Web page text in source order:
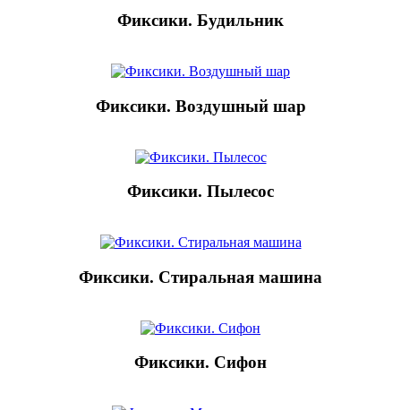
Фиксики. Будильник
Фиксики. Воздушный шар
Фиксики. Пылесос
Фиксики. Стиральная машина
Фиксики. Сифон